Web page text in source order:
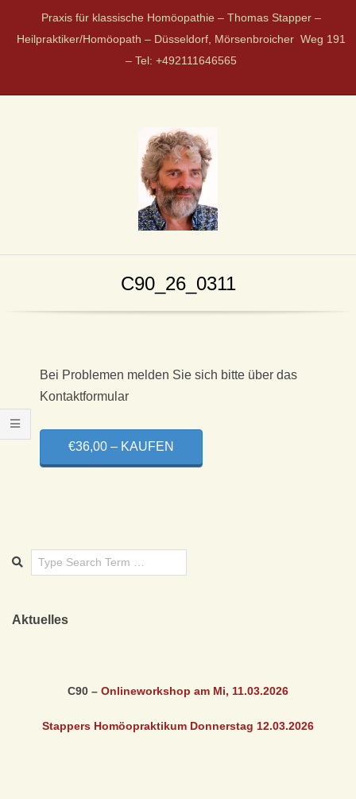
Praxis für klassische Homöopathie – Thomas Stapper –
Heilpraktiker/Homöopath – Düsseldorf, Mörsenbroicher Weg 191
– Tel: +492111646565
P
I
S
R
L
C90_26_0311
Bei Problemen melden Sie sich bitte über das
Kontaktformular
€36,00 – KAUFEN
Aktuelles
C90 – Onlineworkshop am Mi, 11.03.2026
Stappers Homöopraktikum Donnerstag 12.03.2026